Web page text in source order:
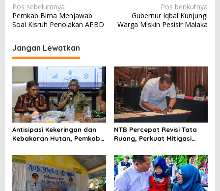
N
a
i
g
a
s
i
p
o
Pos sebelumnya
Pemkab Bima Menjawab
Soal Kisruh Penolakan APBD
Pos berikutnya
Gubernur Iqbal Kunjungi
Warga Miskin Pesisir Malaka
Jangan Lewatkan
Antisipasi Kekeringan dan
Kebakaran Hutan, Pemkab
NTB Percepat Revisi Tata
Ruang, Perkuat Mitigasi